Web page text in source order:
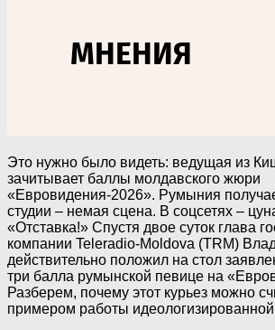
Это нужно было видеть: ведущая из
зачитывает баллы молдавского жюри
«Евровидения-2026». Румыния
студии – немая сцена. В соцсетях –
«Отставка!» Спустя двое суток глава
компании Teleradio-Moldova (TRM)
действительно положил на стол
три балла румынской певице на
Разберем, почему этот курьез можно
примером работы идеологизированной